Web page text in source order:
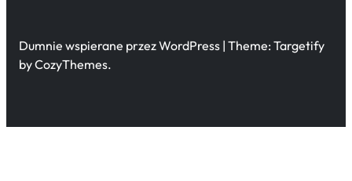
Dumnie wspierane przez WordPress | Theme: Targetify
by CozyThemes.